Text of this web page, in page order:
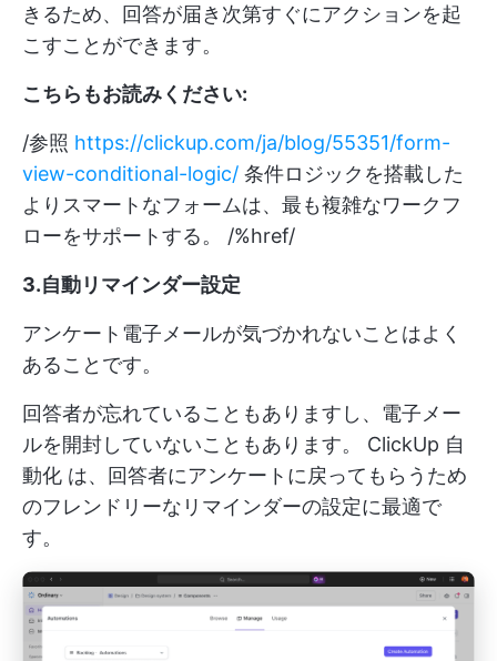
きるため、回答が届き次第すぐにアクションを起
こすことができます。
こちらもお読みください:
/参照 https://clickup.com/ja/blog/55351/form-
view-conditional-logic/ 条件ロジックを搭載した
よりスマートなフォームは、最も複雑なワークフ
ローをサポートする。 /%href/
3.自動リマインダー設定
アンケート電子メールが気づかれないことはよく
あることです。
回答者が忘れていることもありますし、電子メー
ルを開封していないこともあります。 ClickUp 自
動化 は、回答者にアンケートに戻ってもらうため
のフレンドリーなリマインダーの設定に最適で
す。